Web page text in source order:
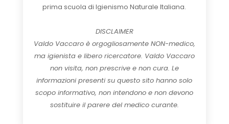
prima scuola di Igienismo Naturale Italiana.
DISCLAIMER
Valdo Vaccaro è orgogliosamente NON-medico,
ma igienista e libero ricercatore. Valdo Vaccaro
non visita, non prescrive e non cura. Le
informazioni presenti su questo sito hanno solo
scopo informativo, non intendono e non devono
sostituire il parere del medico curante.